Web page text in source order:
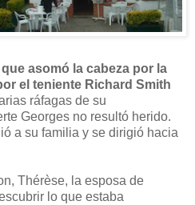
asomó la cabeza por la
el teniente Richard Smith
ráfagas de su
Georges no resultó herido.
a su familia y se dirigió hacia
Thérèse, la esposa de
lo que estaba